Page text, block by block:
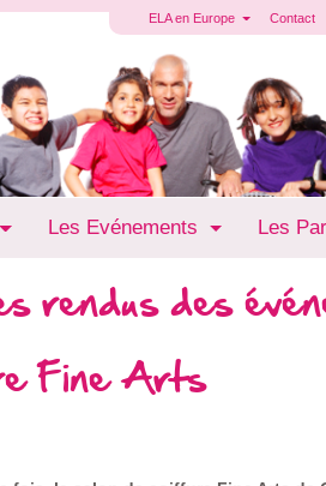
ELA en Europe Contact
Les Evénements Les
rendus des
Fine Arts